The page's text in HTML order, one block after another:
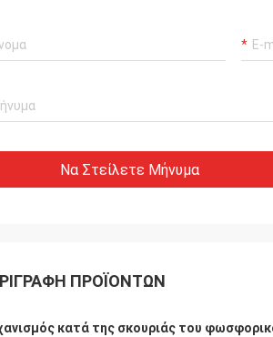
Να Στείλετε Μήνυμα
ΠΡΟΪΌΝΤΩΝ
κατά της σκουριάς του